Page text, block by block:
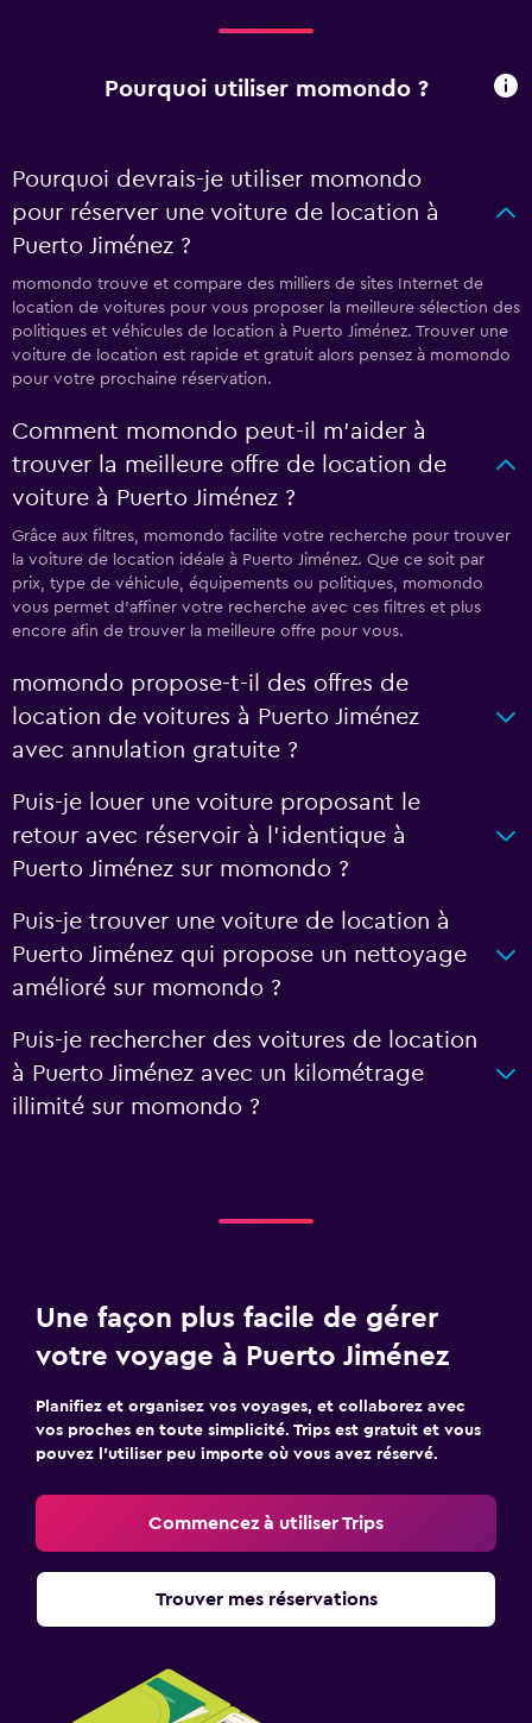
Pourquoi utiliser momondo ?
Pourquoi devrais-je utiliser momondo
pour réserver une voiture de location à
Puerto Jiménez ?
momondo trouve et compare des milliers de sites Internet de
location de voitures pour vous proposer la meilleure sélection des
politiques et véhicules de location à Puerto Jiménez. Trouver une
voiture de location est rapide et gratuit alors pensez à momondo
pour votre prochaine réservation.
Comment momondo peut-il m’aider à
trouver la meilleure offre de location de
voiture à Puerto Jiménez ?
Grâce aux filtres, momondo facilite votre recherche pour trouver
la voiture de location idéale à Puerto Jiménez. Que ce soit par
prix, type de véhicule, équipements ou politiques, momondo
vous permet d'affiner votre recherche avec ces filtres et plus
encore afin de trouver la meilleure offre pour vous.
momondo propose-t-il des offres de
location de voitures à Puerto Jiménez
avec annulation gratuite ?
Puis-je louer une voiture proposant le
retour avec réservoir à l’identique à
Puerto Jiménez sur momondo ?
Puis-je trouver une voiture de location à
Puerto Jiménez qui propose un nettoyage
amélioré sur momondo ?
Puis-je rechercher des voitures de location
à Puerto Jiménez avec un kilométrage
illimité sur momondo ?
Une façon plus facile de gérer
votre voyage à Puerto Jiménez
Planifiez et organisez vos voyages, et collaborez avec
vos proches en toute simplicité. Trips est gratuit et vous
pouvez l’utiliser peu importe où vous avez réservé.
Commencez à utiliser Trips
Trouver mes réservations